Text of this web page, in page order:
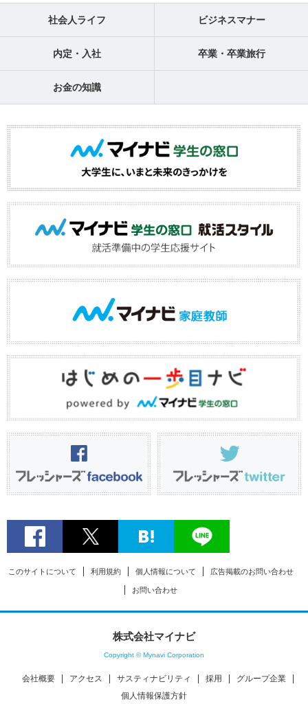
社会人ライフ ビジネスマナー
内定・入社 卒業・卒業旅行
お金の知識
このサイトについて 利用規約 個人情報について 広告掲載のお問い合わせ
お問い合わせ
株式会社マイナビ
Copyright © Mynavi Corporation
会社概要 アクセス サスティナビリティ 採用
グループ企業
個人情報保護方針